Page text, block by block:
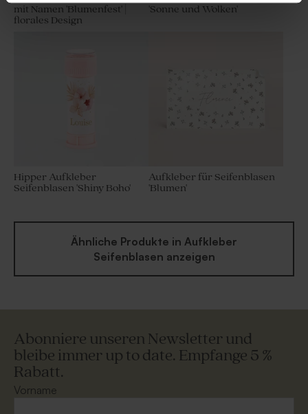
mit Namen 'Blumenfest' |
florales Design
'Sonne und Wolken'
Hipper Aufkleber
Seifenblasen 'Shiny Boho'
Aufkleber für Seifenblasen
'Blumen'
Ähnliche Produkte in Aufkleber
Seifenblasen anzeigen
Abonniere unseren Newsletter und
bleibe immer up to date. Empfange 5 %
Rabatt.
Vorname